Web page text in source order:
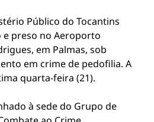
Público do Tocantins
e preso no Aeroporto
em Palmas, sob
em crime de pedofilia. A
quarta-feira (21).
à sede do Grupo de